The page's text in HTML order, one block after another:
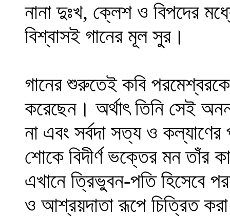
নানা দুঃখ, ক্লেশ ও বিপদের
বিশ্বাসই গানের মূল সুর।
গানের শুরুতেই কবি
করেছেন। অর্থাৎ তিনি সেই
না এবং সর্বদা সত্য ও
শোকে বিদীর্ণ ভক্তের মন তাঁর
এখানে ত্রিভুবন-পতি হিসেবে
ও আশ্রয়দাতা রূপে চিত্রিত